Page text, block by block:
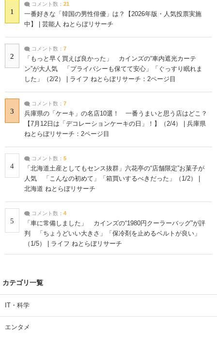
1
コメント数： 21
一番好きな「韓国の男性俳優」は？【2026年版・人気投票実施
中】 | 芸能人 ねとらぼリサーチ
2
コメント数： 7
「もっと早く買えば良かった」 カインズの“車内遮光カーテ
ン”が大人気 「プライバシーも保てて安心」「ぐっすり眠れま
した」（2/2） | ライフ ねとらぼリサーチ：2ページ目
3
コメント数： 7
兵庫県の「ケーキ」の名店10選！ 一番うまいと思う店はどこ？
【7月12日は「デコレーションケーキの日」！】（2/4） | 兵庫県
ねとらぼリサーチ：2ページ目
4
コメント数： 5
「北海道土産としてもセンス抜群」六花亭の“店舗限定”お菓子が
人気 「こんなの初めて」「箱買いするべきだった」（1/2） |
北海道 ねとらぼリサーチ
5
コメント数： 4
「車に常備しました」 カインズの“1980円クーラーバッグ”が評
判 「ちょうどいい大きさ」「保冷剤を止めるベルトが良い」
（1/5） | ライフ ねとらぼリサーチ
カテゴリ一覧
IT・科学
エンタメ